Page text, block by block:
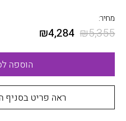
מחיר:
₪5,355
₪4,284
הוספה
ראה פריט בסניף